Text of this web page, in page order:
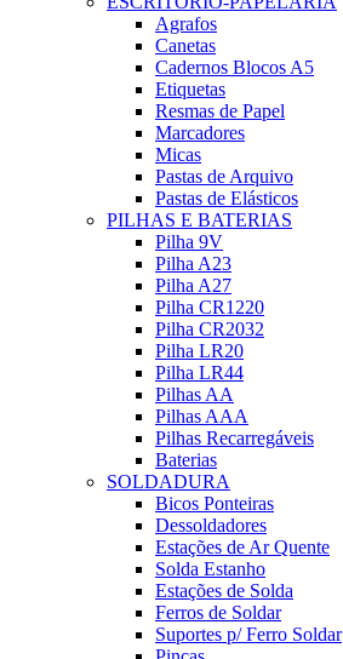
Agrafos
Canetas
Cadernos Blocos A5
Etiquetas
Resmas de Papel
Marcadores
Micas
Pastas de Arquivo
Pastas de Elásticos
PILHAS E BATERIAS
Pilha 9V
Pilha A23
Pilha A27
Pilha CR1220
Pilha CR2032
Pilha LR20
Pilha LR44
Pilhas AA
Pilhas AAA
Pilhas Recarregáveis
Baterias
SOLDADURA
Bicos Ponteiras
Dessoldadores
Estações de Ar Quente
Solda Estanho
Estações de Solda
Ferros de Soldar
Suportes p/ Ferro Soldar